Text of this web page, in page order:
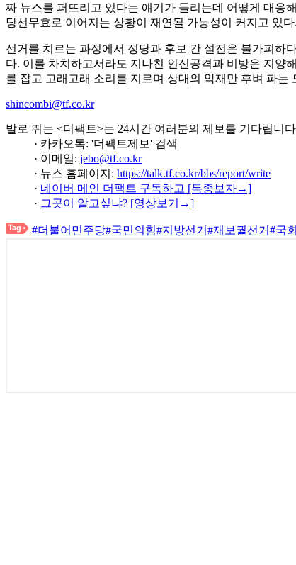
짜 뉴스를 퍼뜨리고 있다는 얘기가 들리는데 어떻게 대응
당선무효로 이어지는 상황이 재연될 가능성이 커지고 있다.
선거를 치르는 과정에서 정당과 후보 간 설전은 불가피하
다. 이를 차치하고서라도 지나친 인신공격과 비방은 지양
를 잡고 고래고래 소리를 지르며 상대의 악재만 후벼 파는
shincombi@tf.co.kr
발로 뛰는 <더팩트>는 24시간 여러분의 제보를 기다립니
· 카카오톡: '더팩트제보' 검색
· 이메일: jebo@tf.co.kr
· 뉴스 홈페이지: https://talk.tf.co.kr/bbs/report/write
· 네이버 메인 더팩트 구독하고 [특종보자→]
· 그곳이 알고싶냐? [영상보기→]
#더불어민주당#국민의힘#지방선거#재보궐선거#국